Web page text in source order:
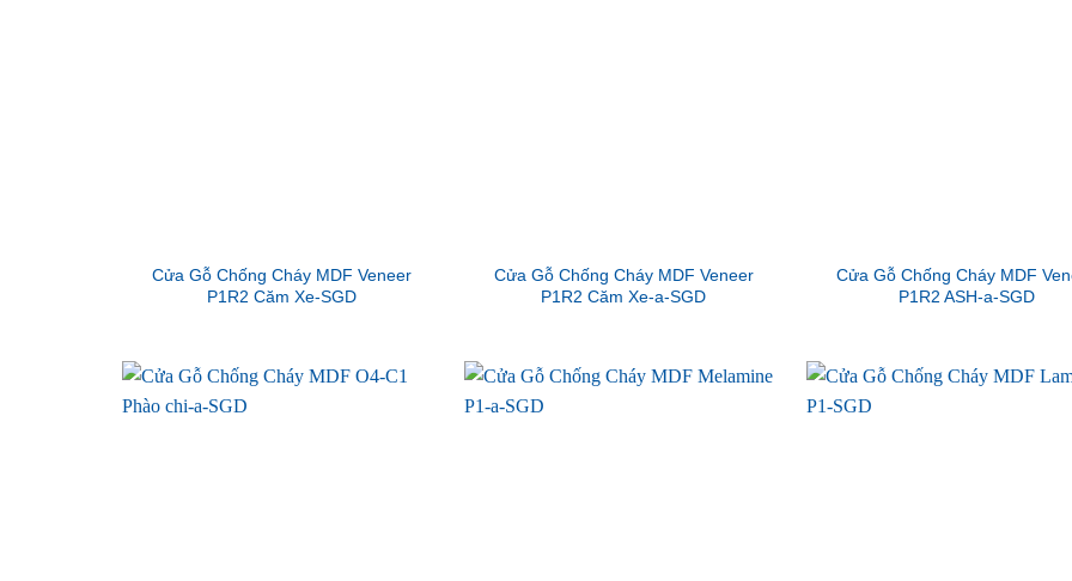
Cửa Gỗ Chống Cháy MDF Veneer
P1R2 Căm Xe-SGD
Cửa Gỗ Chống Cháy MDF Veneer
P1R2 Căm Xe-a-SGD
Cửa Gỗ Chống Cháy MDF
P1R2 ASH-a-SGD